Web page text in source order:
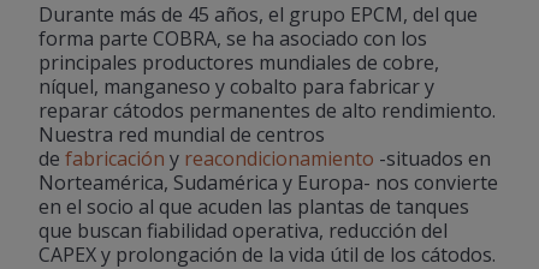
Durante más de 45 años, el grupo EPCM, del que
forma parte COBRA, se ha asociado con los
principales productores mundiales de cobre,
níquel, manganeso y cobalto para fabricar y
reparar cátodos permanentes de alto rendimiento.
Nuestra red mundial de centros
de fabricación y reacondicionamiento -situados en
Norteamérica, Sudamérica y Europa- nos convierte
en el socio al que acuden las plantas de tanques
que buscan fiabilidad operativa, reducción del
CAPEX y prolongación de la vida útil de los cátodos.